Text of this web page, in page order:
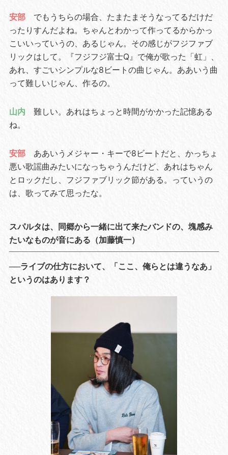
安部
でもうちらの場合、たまたまそうなってるだけだ
ったりすんだよね。ちゃんとわかって作ってるからかっ
こいいっていうの、あるじゃん。その感じがフジファブ
リックはして。『フジフジ富士Q』で俺が歌った「虹」、
あれ、すごいシンプルな8ビートの曲じゃん。ああいう曲
って難しいじゃん、作るの。
山内
難しい。あれはちょっと時間がかかった記憶ある
ね。
安部
ああいうメジャー・キーで8ビートだと、かっちょ
悪い歌謡曲みたいになっちゃうんだけど、あれはちゃん
とロックだし、フジファブリック節がある。っていうの
は、歌ってみて思ったな。
スパルタは、同郷から一緒に出て来たバンドの、塊感み
たいなものが音にある（加藤慎一）
──ライブの仕方において、「ここ、俺らとは違うなあ」
というのはあります？